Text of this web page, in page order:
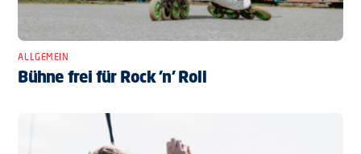
ALLGEMEIN
Bühne frei für Rock ’n’ Roll